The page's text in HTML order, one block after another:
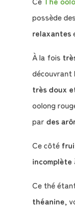
possède
relaxantes
À la fois
découvrant
très doux
oolong
par des
Ce côté
incomplète
Ce thé
théanine,